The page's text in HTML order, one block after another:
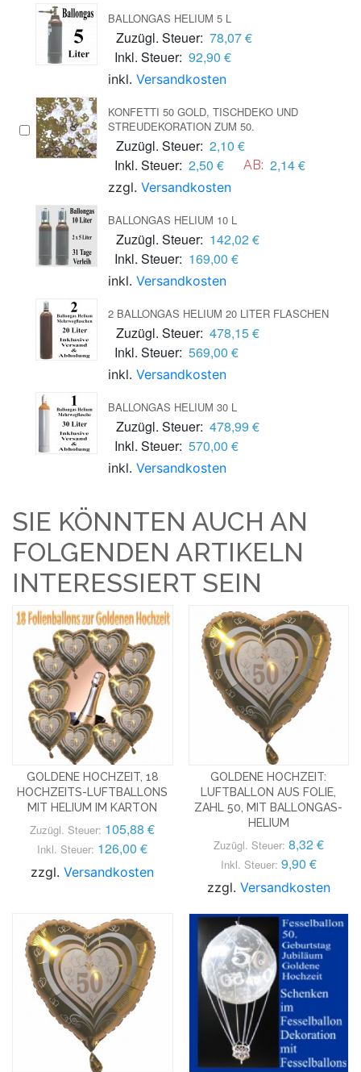
BALLONGAS HELIUM 5 L
Zuzügl. Steuer: 78,07 €
Inkl. Steuer: 92,90 €
inkl. Versandkosten
KONFETTI 50 GOLD, TISCHDEKO UND
STREUDEKORATION ZUM 50.
Zuzügl. Steuer: 2,10 €
Inkl. Steuer: 2,50 € AB: 2,14 €
zzgl. Versandkosten
BALLONGAS HELIUM 10 L
Zuzügl. Steuer: 142,02 €
Inkl. Steuer: 169,00 €
inkl. Versandkosten
2 BALLONGAS HELIUM 20 LITER FLASCHEN
Zuzügl. Steuer: 478,15 €
Inkl. Steuer: 569,00 €
inkl. Versandkosten
BALLONGAS HELIUM 30 L
Zuzügl. Steuer: 478,99 €
Inkl. Steuer: 570,00 €
inkl. Versandkosten
SIE KÖNNTEN AUCH AN
FOLGENDEN ARTIKELN
INTERESSIERT SEIN
GOLDENE HOCHZEIT, 18
HOCHZEITS-LUFTBALLONS
MIT HELIUM IM KARTON
Zuzügl. Steuer: 105,88 €
Inkl. Steuer: 126,00 €
zzgl.Versandkosten
GOLDENE HOCHZEIT:
LUFTBALLON AUS FOLIE,
ZAHL 50, MIT BALLONGAS-
HELIUM
Zuzügl. Steuer: 8,32 €
Inkl. Steuer: 9,90 €
zzgl. Versandkosten